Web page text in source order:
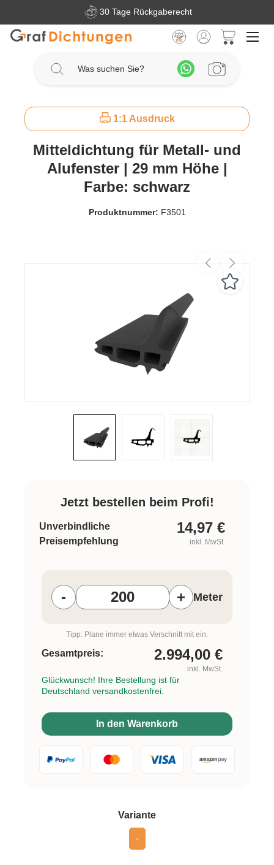
Zum Hauptinhalt springen30 Tage Rückgaberecht
1:1 Ausdruck
Mitteldichtung für Metall- und
Alufenster | 29 mm Höhe |
Farbe: schwarz
Produktnummer: F3501
Varianteauswählen
-
Jetzt bestellen beim Profi!
Unverbindliche
Preisempfehlung
14,97 €
inkl. MwSt.
- + Meter
Tipp: Plane immer etwas Verschnitt mit ein.
Gesamtpreis: 2.994,00 €
inkl. MwSt.
Glückwunsch! Ihre Bestellung ist für
Deutschland versandkostenfrei.
In den Warenkorb